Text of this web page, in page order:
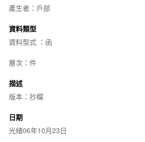
產生者：戶部
資料類型
資料型式 ：函
層次：件
描述
版本：抄檔
日期
光緒06年10月23日